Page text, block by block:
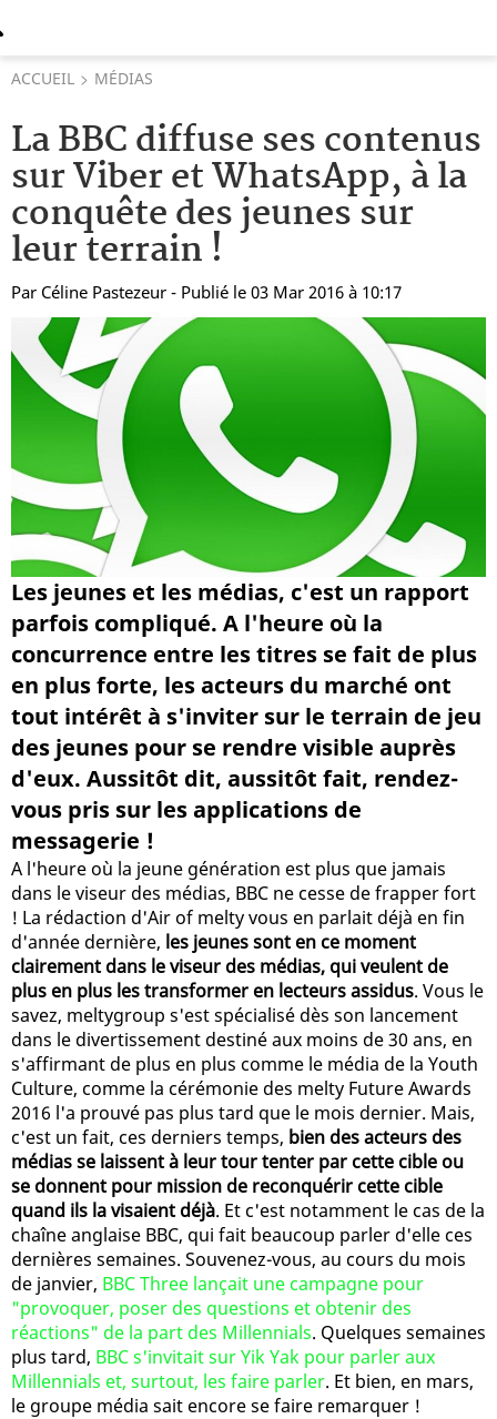
ACCUEIL MÉDIAS
La BBC diffuse ses contenus
sur Viber et WhatsApp, à la
conquête des jeunes sur
leur terrain !
Par Céline Pastezeur - Publié le 03 Mar 2016 à 10:17
Les jeunes et les médias, c'est un rapport
parfois compliqué. A l'heure où la
concurrence entre les titres se fait de plus
en plus forte, les acteurs du marché ont
tout intérêt à s'inviter sur le terrain de jeu
des jeunes pour se rendre visible auprès
d'eux. Aussitôt dit, aussitôt fait, rendez-
vous pris sur les applications de
messagerie !
A l'heure où la jeune génération est plus que jamais
dans le viseur des médias, BBC ne cesse de frapper fort
! La rédaction d'Air of melty vous en parlait déjà en fin
d'année dernière, les jeunes sont en ce moment
clairement dans le viseur des médias, qui veulent de
plus en plus les transformer en lecteurs assidus. Vous le
savez, meltygroup s'est spécialisé dès son lancement
dans le divertissement destiné aux moins de 30 ans, en
s'affirmant de plus en plus comme le média de la Youth
Culture, comme la cérémonie des melty Future Awards
2016 l'a prouvé pas plus tard que le mois dernier. Mais,
c'est un fait, ces derniers temps, bien des acteurs des
médias se laissent à leur tour tenter par cette cible ou
se donnent pour mission de reconquérir cette cible
quand ils la visaient déjà. Et c'est notamment le cas de la
chaîne anglaise BBC, qui fait beaucoup parler d'elle ces
dernières semaines. Souvenez-vous, au cours du mois
de janvier, BBC Three lançait une campagne pour
"provoquer, poser des questions et obtenir des
réactions" de la part des Millennials. Quelques semaines
plus tard, BBC s'invitait sur Yik Yak pour parler aux
Millennials et, surtout, les faire parler. Et bien, en mars,
le groupe média sait encore se faire remarquer !